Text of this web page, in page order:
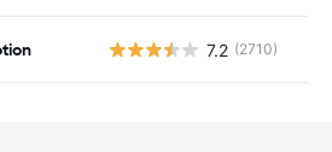
7.2 (2710)